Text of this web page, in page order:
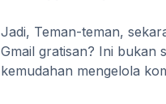
Jadi, Teman-teman,
Gmail gratisan? Ini bukan
kemudahan mengelola